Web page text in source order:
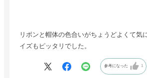
リボンと帽体の色合いがちょうどよくて気
イズもピッタリでした。
参考になった 1